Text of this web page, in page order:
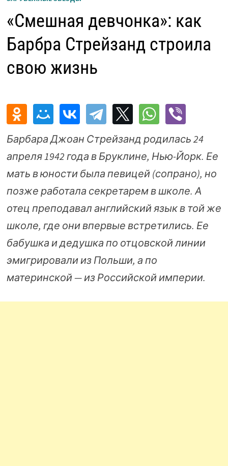
«Смешная девчонка»: как
Барбра Стрейзанд строила
свою жизнь
Барбара Джоан Стрейзанд родилась 24
апреля 1942 года в Бруклине, Нью-Йорк. Ее
мать в юности была певицей (сопрано), но
позже работала секретарем в школе. А
отец преподавал английский язык в той же
школе, где они впервые встретились. Ее
бабушка и дедушка по отцовской линии
эмигрировали из Польши, а по
материнской — из Российской империи.